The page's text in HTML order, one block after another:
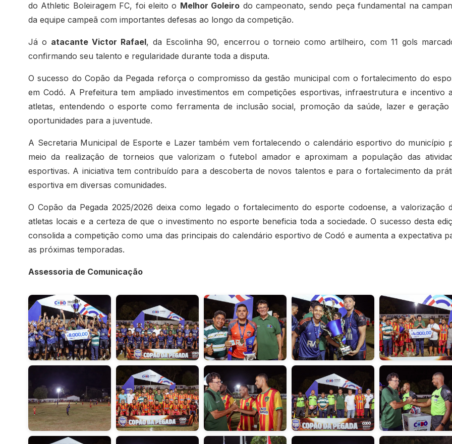
do Athletic Boleiragem FC, foi eleito o Melhor Goleiro do campeonato, sendo peça fundamental na
da equipe campeã com importantes defesas ao longo da competição.
Já o atacante Victor Rafael, da Escolinha 90, encerrou o torneio como artilheiro, com 11 gols
confirmando seu talento e regularidade durante toda a disputa.
O sucesso do Copão da Pegada reforça o compromisso da gestão municipal com o fortalecimento do
em Codó. A Prefeitura tem ampliado investimentos em competições esportivas, infraestrutura e incentivo
atletas, entendendo o esporte como ferramenta de inclusão social, promoção da saúde, lazer e geração
oportunidades para a juventude.
A Secretaria Municipal de Esporte e Lazer também vem fortalecendo o calendário esportivo do município
meio da realização de torneios que valorizam o futebol amador e aproximam a população das
esportivas. A iniciativa tem contribuído para a descoberta de novos talentos e para o fortalecimento da
esportiva em diversas comunidades.
O Copão da Pegada 2025/2026 deixa como legado o fortalecimento do esporte codoense, a valorização
atletas locais e a certeza de que o investimento no esporte beneficia toda a sociedade. O sucesso desta
consolida a competição como uma das principais do calendário esportivo de Codó e aumenta a expectativa
as próximas temporadas.
Assessoria de Comunicação